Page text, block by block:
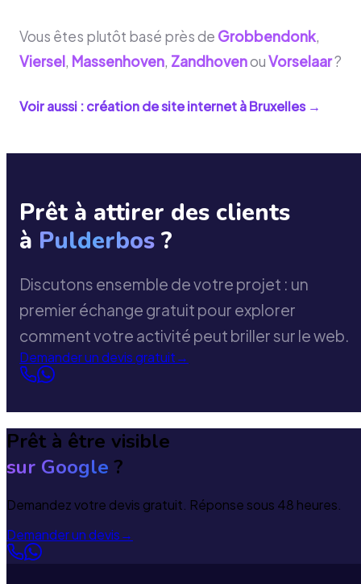
Vous êtes plutôt basé près de Grobbendonk,
Viersel, Massenhoven, ZandhovenouVorselaar?
Voir aussi : création de site internet àBruxelles→
Prêt à attirer des clients
à Pulderbos ?
Discutons ensemble de votre projet : un
premier échange gratuit pour explorer
comment votre activité peut briller sur le web.
Demander un devis gratuit→
Prêt à être visible
sur Google ?
Demandez votre devis gratuit. Réponse sous 48 heures.
Demander un devis→